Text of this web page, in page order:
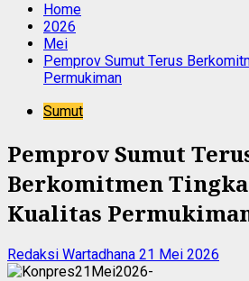
Home
2026
Mei
Pemprov Sumut Terus
Permukiman
Sumut
Pemprov Sumut
Berkomitmen
Kualitas
Redaksi Wartadhana 21 Mei 2026